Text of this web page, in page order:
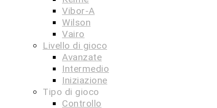
Vibor-A
Wilson
Vairo
Livello di gioco
Avanzate
Intermedio
Iniziazione
Tipo di gioco
Controllo